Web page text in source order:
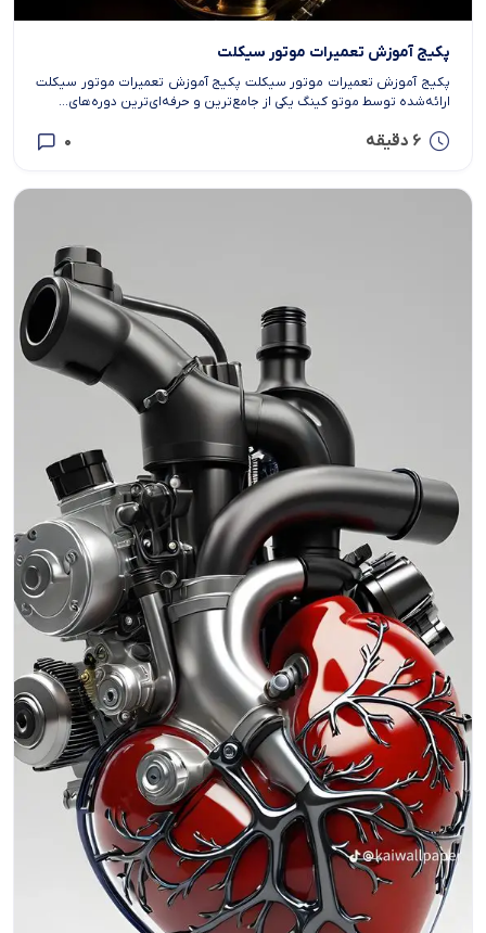
پکیج آموزش تعمیرات موتور سیکلت
پکیج آموزش تعمیرات موتور سیکلت پکیج آموزش تعمیرات موتور سیکلت
ارائه‌شده توسط موتو کینگ یکی از جامع‌ترین و حرفه‌ای‌ترین دوره‌های...
6 دقیقه 0